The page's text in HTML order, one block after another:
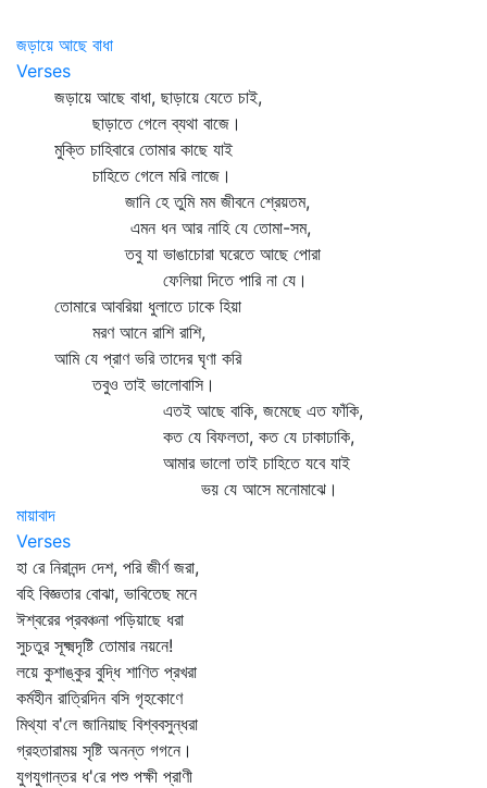
জড়ায়ে আছে বাধা
Verses
জড়ায়ে আছে বাধা, ছাড়ায়ে যেতে চাই,
ছাড়াতে গেলে ব্যথা বাজে।
মুক্তি চাহিবারে তোমার কাছে যাই
চাহিতে গেলে মরি লাজে।
জানি হে তুমি মম জীবনে শ্রেয়তম,
এমন ধন আর নাহি যে তোমা-সম,
তবু যা ভাঙাচোরা ঘরেতে আছে পোরা
ফেলিয়া দিতে পারি না যে।
তোমারে আবরিয়া ধুলাতে ঢাকে হিয়া
মরণ আনে রাশি রাশি,
আমি যে প্রাণ ভরি তাদের ঘৃণা করি
তবুও তাই ভালোবাসি।
এতই আছে বাকি, জমেছে এত ফাঁকি,
কত যে বিফলতা, কত যে ঢাকাঢাকি,
আমার ভালো তাই চাহিতে যবে যাই
ভয় যে আসে মনোমাঝে।
মায়াবাদ
Verses
হা রে নিরানন্দ দেশ, পরি জীর্ণ জরা,
বহি বিজ্ঞতার বোঝা, ভাবিতেছ মনে
ঈশ্বরের প্রবঞ্চনা পড়িয়াছে ধরা
সুচতুর সূক্ষ্মদৃষ্টি তোমার নয়নে!
লয়ে কুশাঙ্কুর বুদ্ধি শাণিত প্রখরা
কর্মহীন রাত্রিদিন বসি গৃহকোণে
মিথ্যা ব'লে জানিয়াছ বিশ্ববসুন্ধরা
গ্রহতারাময় সৃষ্টি অনন্ত গগনে।
যুগযুগান্তর ধ'রে পশু পক্ষী প্রাণী